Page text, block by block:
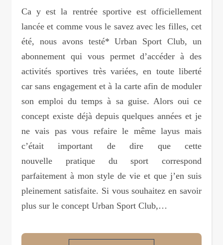
Ca y est la rentrée sportive est officiellement
lancée et comme vous le savez avec les filles, cet
été, nous avons testé* Urban Sport Club, un
abonnement qui vous permet d’accéder à des
activités sportives très variées, en toute liberté
car sans engagement et à la carte afin de moduler
son emploi du temps à sa guise. Alors oui ce
concept existe déjà depuis quelques années et je
ne vais pas vous refaire le même layus mais
c’était important de dire que cette
nouvelle pratique du sport correspond
parfaitement à mon style de vie et que j’en suis
pleinement satisfaite. Si vous souhaitez en savoir
plus sur le concept Urban Sport Club,…